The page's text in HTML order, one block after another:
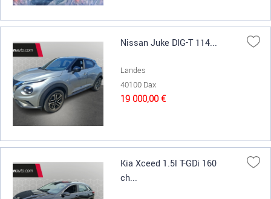
Nissan Juke DIG-T 114...
Landes
40100 Dax
19 000,00 €
Kia Xceed 1.5l T-GDi 160
ch...